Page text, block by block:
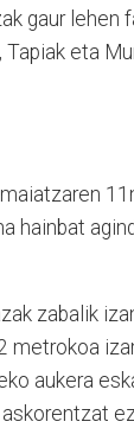
gaur lehen
Tapiak eta
hainbat
zabalik
metrokoa
aukera